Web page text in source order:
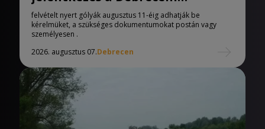
Egyetemen
felvételt nyert gólyák augusztus 11-éig adhatják be
kérelmüket, a szükséges dokumentumokat postán vagy
személyesen .
2026. augusztus 07.Debrecen